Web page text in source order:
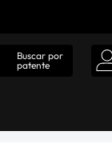
Buscar por
patente